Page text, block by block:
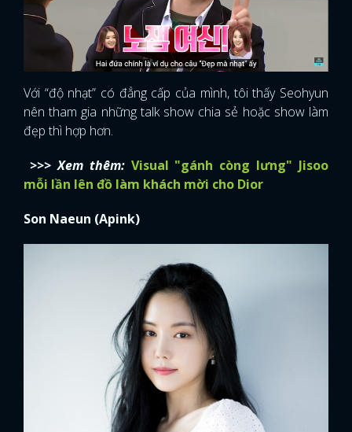
Với “độ nhạt” có đẳng cấp của mình, tôi thấy Seohyun
nên tham gia những talk show chia sẻ hoặc show làm
đẹp thì hợp hơn.
>>> Xem thêm: Visual "gánh còng lưng" Jisoo
mỗi lần lên đồ làm khách mời cho Dior
Son Naeun (Apink)